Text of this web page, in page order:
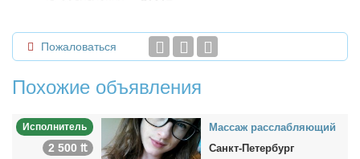
Пожаловаться
Похожие объявления
Исполнитель
2 500 ₶
Мас­саж рас­слаб­ля­ю­щий
Санкт-Петербург